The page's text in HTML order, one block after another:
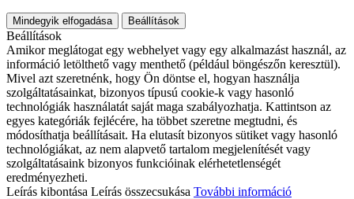
Mindegyik elfogadása Beállítások
Beállítások
Amikor meglátogat egy webhelyet vagy egy alkalmazást használ, az
információ letölthető vagy menthető (például böngészőn keresztül).
Mivel azt szeretnénk, hogy Ön döntse el, hogyan használja
szolgáltatásainkat, bizonyos típusú cookie-k vagy hasonló
technológiák használatát saját maga szabályozhatja. Kattintson az
egyes kategóriák fejlécére, ha többet szeretne megtudni, és
módosíthatja beállításait. Ha elutasít bizonyos sütiket vagy hasonló
technológiákat, az nem alapvető tartalom megjelenítését vagy
szolgáltatásaink bizonyos funkcióinak elérhetetlenségét
eredményezheti.
Leírás kibontása Leírás összecsukása További információ